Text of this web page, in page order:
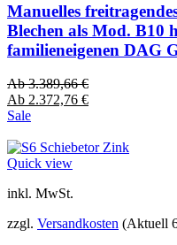
Manuelles
Blechen als Mod. B10
familieneigenen DAG
Ab3.389,66€
Ab 2.372,76 €
Sale
Quick view
inkl. MwSt.
zzgl. Versandkosten (Aktuell